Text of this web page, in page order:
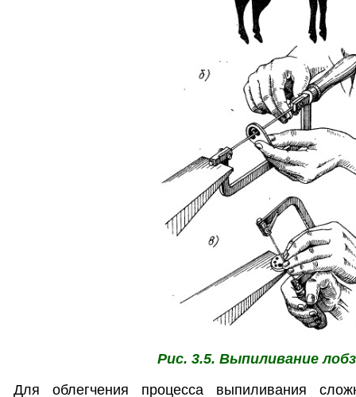
Рис. 3.5. Выпиливание
Для облегчения процесса выпиливания